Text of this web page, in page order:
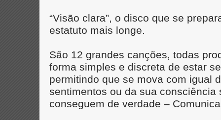
“Visão clara”, o disco que se
estatuto mais longe.
São 12 grandes canções, todas
forma simples e discreta de estar
permitindo que se mova com igual
sentimentos ou da sua
conseguem de verdade –